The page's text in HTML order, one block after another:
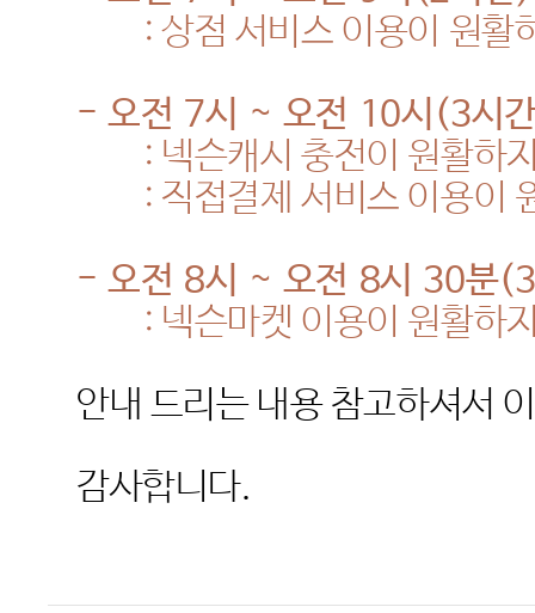
:상점 서비스 이용이 원활
-오전 7시 ~ 오전 10시 (3시
: 넥슨캐시 충전이 원활하
: 직접결제 서비스 이용이
-오전 8시 ~ 오전 8시 30분
: 넥슨마켓 이용이 원활하
안내 드리는 내용 참고하셔서
감사합니다.